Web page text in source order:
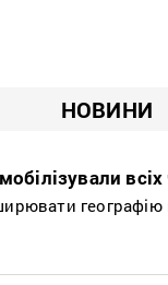
НОВИНИ
географію